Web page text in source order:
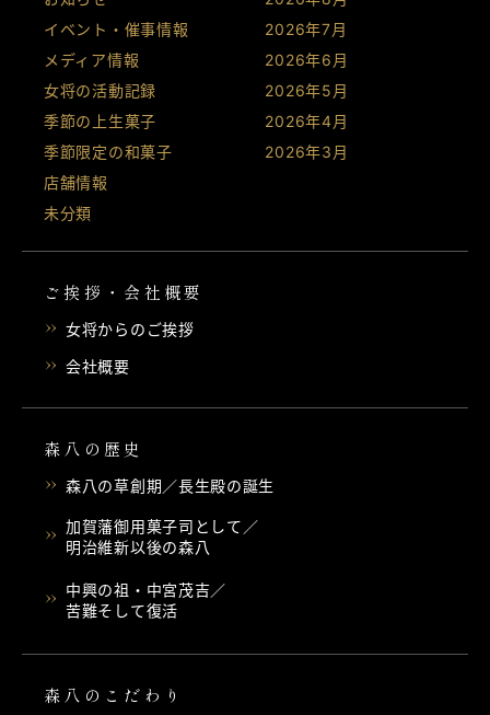
イベント・催事情報
メディア情報
女将の活動記録
季節の上生菓子
季節限定の和菓子
店舗情報
未分類
2026年7月
2026年6月
2026年5月
2026年4月
2026年3月
ご挨拶・会社概要
女将からのご挨拶
会社概要
森八の歴史
森八の草創期／長生殿の誕生
加賀藩御用菓子司として／
明治維新以後の森八
中興の祖・中宮茂吉／
苦難そして復活
森八のこだわり